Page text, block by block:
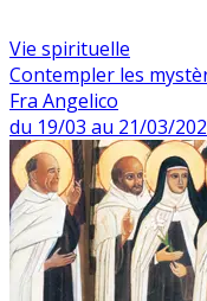
Vie spirituelle
Contempler les
Fra Angelico
du 19/03 au 21/03/